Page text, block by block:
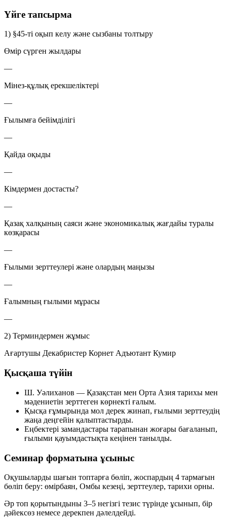
Үйге тапсырма
1) §45-ті оқып келу және сызбаны толтыру
Өмір сүрген жылдары
—
Мінез-құлық ерекшеліктері
—
Ғылымға бейімділігі
—
Қайда оқыды
—
Кімдермен достасты?
—
Қазақ халқының саяси және экономикалық жағдайы туралы
көзқарасы
—
Ғылыми зерттеулері және олардың маңызы
—
Ғалымның ғылыми мұрасы
—
2) Терминдермен жұмыс
Ағартушы Декабристер Корнет Адъютант Кумир
Қысқаша түйін
Ш. Уәлиханов — Қазақстан мен Орта Азия тарихы мен
мәдениетін зерттеген көрнекті ғалым.
Қысқа ғұмырында мол дерек жинап, ғылыми зерттеудің
жаңа деңгейін қалыптастырды.
Еңбектері замандастары тарапынан жоғары бағаланып,
ғылыми қауымдастықта кеңінен танылды.
Семинар форматына ұсыныс
Оқушыларды шағын топтарға бөліп, жоспардың 4 тармағын
бөліп беру: өмірбаян, Омбы кезеңі, зерттеулер, тарихи орны.
Әр топ қорытындыны 3–5 негізгі тезис түрінде ұсынып, бір
дәйексөз немесе дерекпен дәлелдейді.